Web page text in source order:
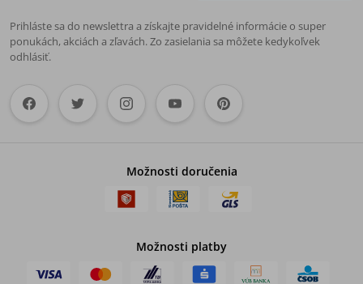
Prihláste sa do newslettra a získajte pravidelné informácie o super
ponukách, akciách a zľavách. Zo zasielania sa môžete kedykoľvek
odhlásiť.
Možnosti doručenia
Možnosti platby